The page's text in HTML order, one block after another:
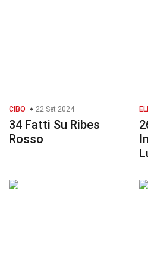
CIBO 22 Set 2024
34 Fatti Su Ribes
Rosso